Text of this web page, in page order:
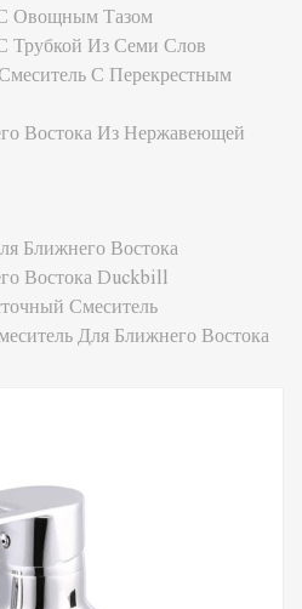
Овощным Тазом
Трубкой Из Семи Слов
С Перекрестным
Востока Из Нержавеющей
Ближнего Востока
Востока Duckbill
Смеситель
Для Ближнего Востока